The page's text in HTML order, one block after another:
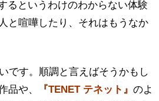
るというわけのわからない体験
と喧嘩したり、それはもうなか
です。順調と言えばそうかもし
品や、 『TENET テネット』 のよ